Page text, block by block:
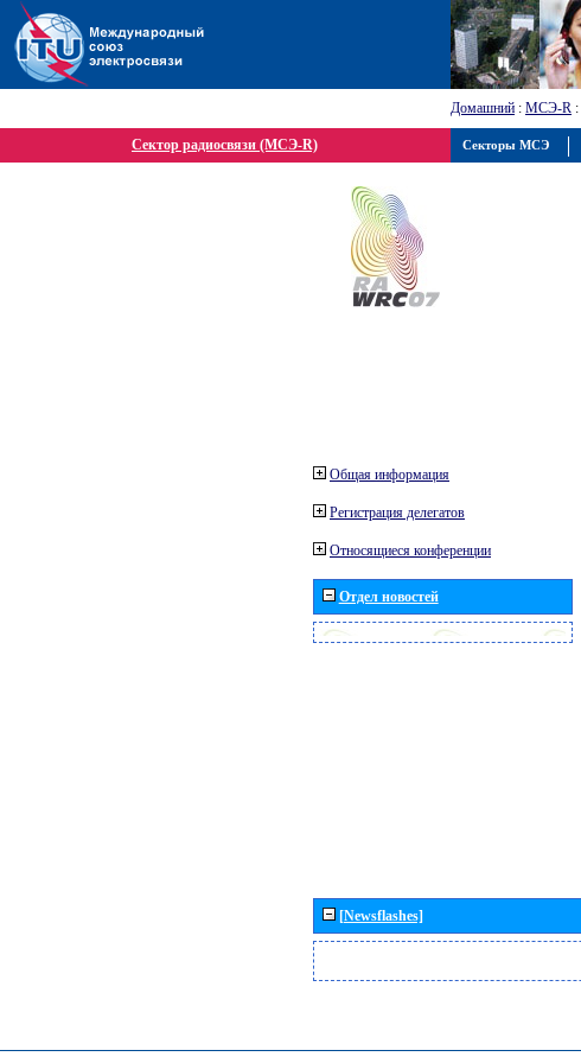
Домашний : МСЭ-R :
Сектор радиосвязи (МСЭ-R)
Общая информация
Регистрация делегатов
Относящиеся конференции
Отдел новостей
[Newsflashes]
Секторы МСЭ